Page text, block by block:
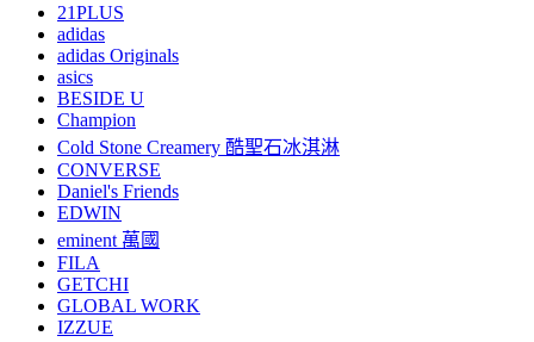
21PLUS
adidas
adidas Originals
asics
BESIDE U
Champion
Cold Stone Creamery 酷聖石冰淇淋
CONVERSE
Daniel's Friends
EDWIN
eminent 萬國
FILA
GETCHI
GLOBAL WORK
IZZUE